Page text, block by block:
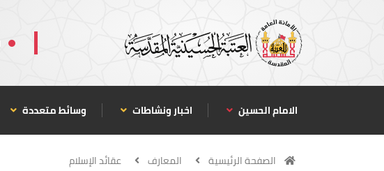
الامام الحسين اخبار ونشاطات وسائط متعددة
الصفحة الرئيسية المعارف عقائد الإسلام